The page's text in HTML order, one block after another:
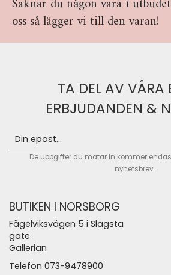
oss så lägger vi till den varan!
TA DEL AV VÅRA
ERBJUDANDEN &
De uppgifter du matar in kommer
nyhetsbrev.
BUTIKEN I NORSBORG
Fågelviksvägen 5 i Slagsta
gate
Gallerian
Telefon 073-9478900